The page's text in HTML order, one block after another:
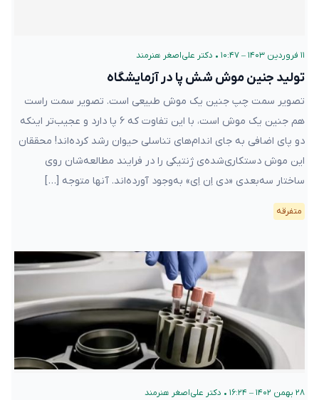
۱۱ فروردین ۱۴۰۳ – ۱۰:۴۷ • دکتر علی‌اصغر هنرمند
تولید جنین موش شش پا در آزمایشگاه
تصویر سمت چپ جنین یک موش طبیعی است. تصویر سمت راست
هم جنین یک موش است، با این تفاوت که ۶ پا دارد و عجیب‌تر اینکه
دو پای اضافی به جای اندام‌های تناسلی حیوان رشد کرده‌اند! محققان
این موش دستکاری‌شده‌ی ژنتیکی را در فرایند مطالعه‌شان روی
ساختار سه‌بعدی «دی اِن اِی» به‌وجود آورده‌اند. آنها متوجه‌ […]
متفرقه
۲۸ بهمن ۱۴۰۲ – ۱۶:۲۴ • دکتر علی‌اصغر هنرمند